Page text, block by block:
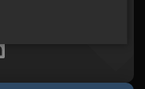
medio